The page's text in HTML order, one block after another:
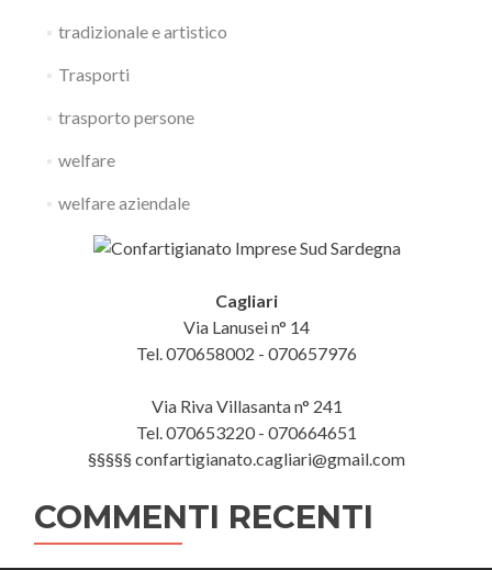
tradizionale e artistico
Trasporti
trasporto persone
welfare
welfare aziendale
Cagliari
Via Lanusei n° 14
Tel. 070658002 - 070657976
Via Riva Villasanta n° 241
Tel. 070653220 - 070664651
§§§§§ confartigianato.cagliari@gmail.com
COMMENTI RECENTI